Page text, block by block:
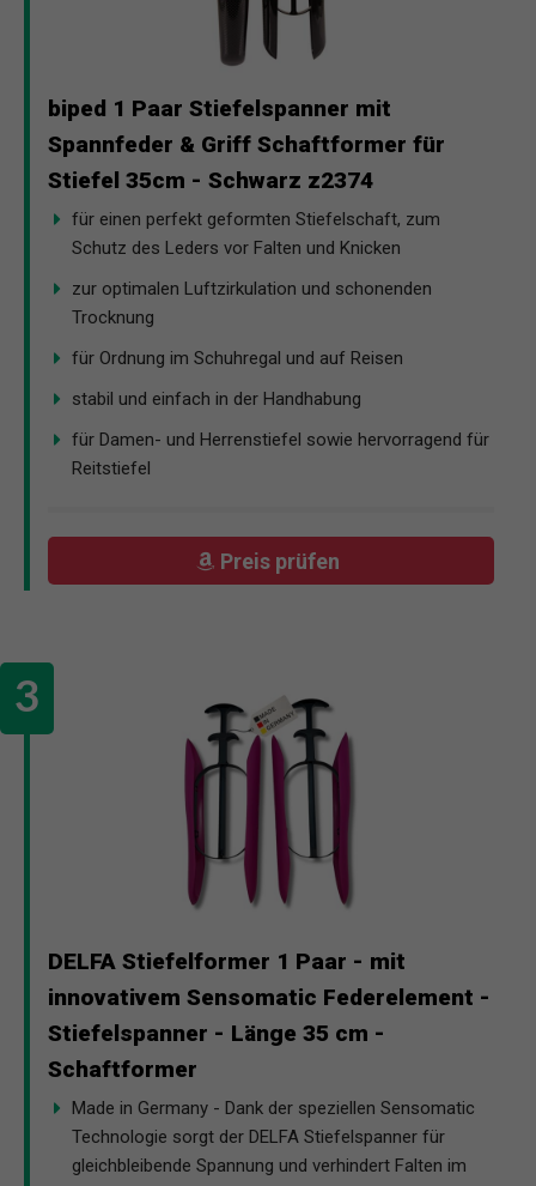
biped 1 Paar Stiefelspanner mit
Spannfeder & Griff Schaftformer für
Stiefel 35cm - Schwarz z2374
für einen perfekt geformten Stiefelschaft, zum
Schutz des Leders vor Falten und Knicken
zur optimalen Luftzirkulation und schonenden
Trocknung
für Ordnung im Schuhregal und auf Reisen
stabil und einfach in der Handhabung
für Damen- und Herrenstiefel sowie hervorragend für
Reitstiefel
Preis prüfen
DELFA Stiefelformer 1 Paar - mit
innovativem Sensomatic Federelement -
Stiefelspanner - Länge 35 cm -
Schaftformer
Made in Germany - Dank der speziellen Sensomatic
Technologie sorgt der DELFA Stiefelspanner für
gleichbleibende Spannung und verhindert Falten im